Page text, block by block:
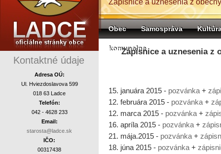
Kontaktné údaje
Adresa OÚ:
Ul. Hviezdoslavova 599
018 63 Ladce
Telefón:
042 - 4628 233
Email:
starosta@ladce.sk
IČO:
00317438
Zápisnice a uznesenia z
Obec Samospráva
komunalne
Zápisnice a uznesenia z
15. januára 2015 - pozvánka +
12. februára 2015 - pozvánka +
12. marca 2015 - pozvánka +
16. apríla 2015 - pozvánka +
21. mája.2015 - pozvánka +
18. júna 2015 - pozvánka +